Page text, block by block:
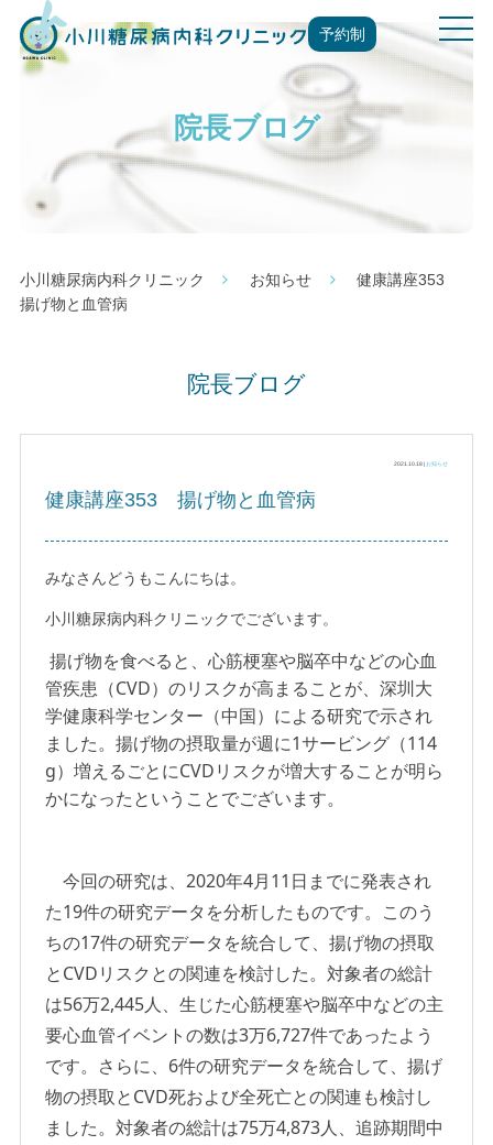
予約制
t
o
g
院長ブログ
小川糖尿病内科クリニック お知らせ
健康講座353
揚げ物と血管病
院長ブログ
2021.10.18 |お知らせ
健康講座353 揚げ物と血管病
みなさんどうもこんにちは。
小川糖尿病内科クリニックでございます。
揚げ物を食べると、心筋梗塞や脳卒中などの心血
管疾患（CVD）のリスクが高まることが、深圳大
学健康科学センター（中国）による研究で示され
ました。揚げ物の摂取量が週に1サービング（114
g）増えるごとにCVDリスクが増大することが明ら
かになったということでございます。
今回の研究は、2020年4月11日までに発表され
た19件の研究データを分析したものです。このう
ちの17件の研究データを統合して、揚げ物の摂取
とCVDリスクとの関連を検討した。対象者の総計
は56万2,445人、生じた心筋梗塞や脳卒中などの主
要心血管イベントの数は3万6,727件であったよう
です。さらに、6件の研究データを統合して、揚げ
物の摂取とCVD死および全死亡との関連も検討し
ました。対象者の総計は75万4,873人、追跡期間中